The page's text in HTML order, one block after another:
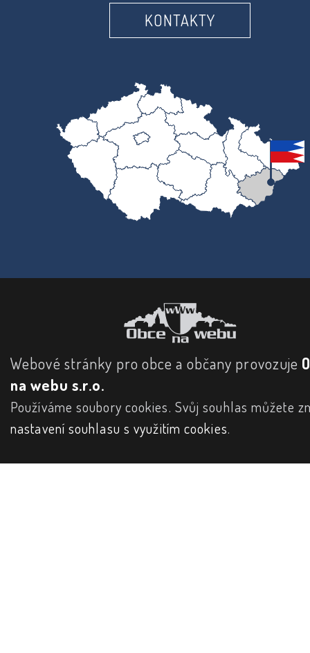
KONTAKTY
Webové stránky pro obce a občany provozuje
na webu s.r.o.
Používáme soubory cookies. Svůj souhlas můžete
nastavení souhlasu s využitím cookies.